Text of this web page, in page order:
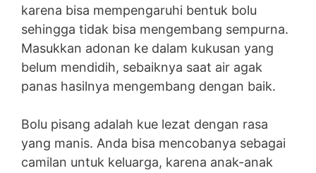
karena bisa mempengaruhi bentuk bolu
sehingga tidak bisa mengembang sempurna.
Masukkan adonan ke dalam kukusan yang
belum mendidih, sebaiknya saat air agak
panas hasilnya mengembang dengan baik.
Bolu pisang adalah kue lezat dengan rasa
yang manis. Anda bisa mencobanya sebagai
camilan untuk keluarga, karena anak-anak